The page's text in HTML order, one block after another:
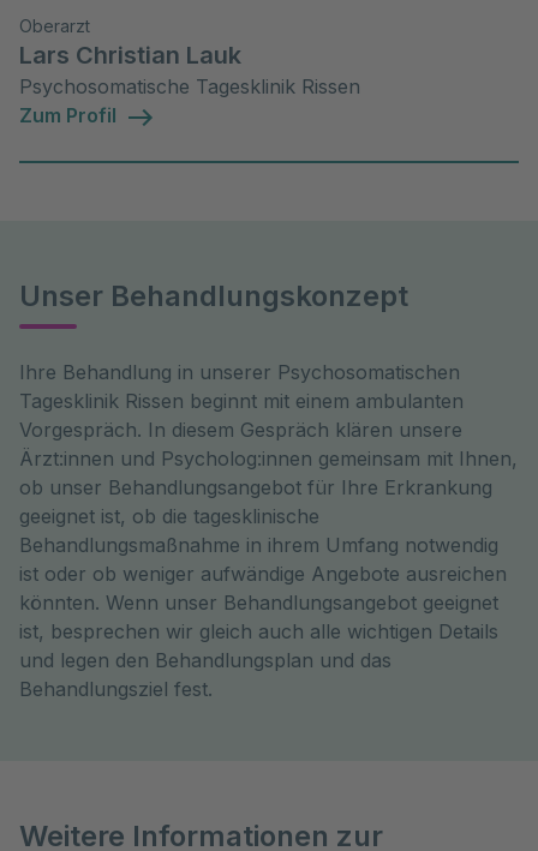
Oberarzt
Lars Christian Lauk
Psychosomatische Tagesklinik Rissen
Zum Profil
Unser Behandlungskonzept
Ihre Behandlung in unserer Psychosomatischen
Tagesklinik Rissen beginnt mit einem ambulanten
Vorgespräch. In diesem Gespräch klären unsere
Ärzt:innen und Psycholog:innen gemeinsam mit Ihnen,
ob unser Behandlungsangebot für Ihre Erkrankung
geeignet ist, ob die tagesklinische
Behandlungsmaßnahme in ihrem Umfang notwendig
ist oder ob weniger aufwändige Angebote ausreichen
könnten. Wenn unser Behandlungsangebot geeignet
ist, besprechen wir gleich auch alle wichtigen Details
und legen den Behandlungsplan und das
Behandlungsziel fest.
Weitere Informationen zur